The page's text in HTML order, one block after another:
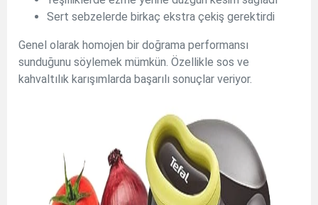
Sert sebzelerde birkaç ekstra çekiş gerektirdi
Genel olarak homojen bir doğrama performansı
sunduğunu söylemek mümkün. Özellikle sos ve
kahvaltılık karışımlarda başarılı sonuçlar veriyor.